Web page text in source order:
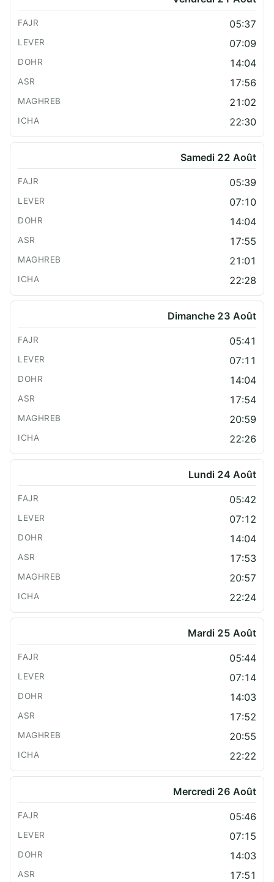
05:37
07:09
14:04
17:56
21:02
22:30
Samedi 22 Août
05:39
07:10
14:04
17:55
21:01
22:28
Dimanche 23 Août
05:41
07:11
14:04
17:54
20:59
22:26
Lundi 24 Août
05:42
07:12
14:04
17:53
20:57
22:24
Mardi 25 Août
05:44
07:14
14:03
17:52
20:55
22:22
Mercredi 26 Août
05:46
07:15
14:03
17:51